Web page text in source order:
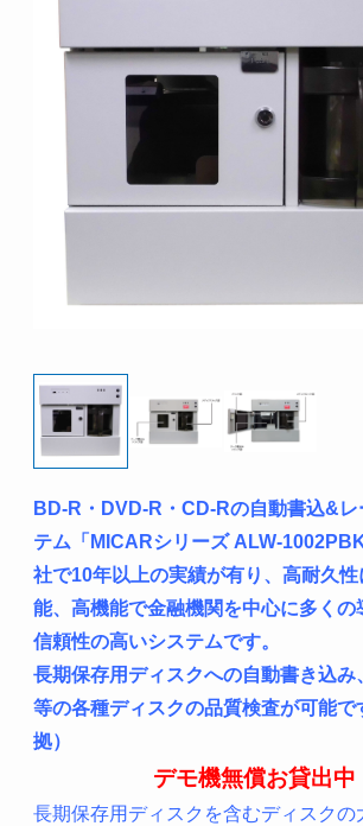
BD-R・DVD-R・CD-Rの自動書込&レ
テム「MICARシリーズ ALW-
社で10年以上の実績が有り、高耐久
能、高機能で金融機関を中心に多くの
信頼性の高いシステムです。
長期保存用ディスクへの自動書き込
等の各種ディスクの品質検査が可能で
拠）
デモ機無償お貸出中
長期保存用ディスクを含むディスクの